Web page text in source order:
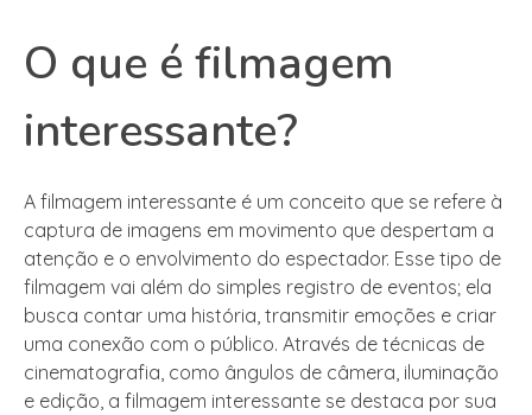
O que é filmagem
interessante?
A filmagem interessante é um conceito que se refere à
captura de imagens em movimento que despertam a
atenção e o envolvimento do espectador. Esse tipo de
filmagem vai além do simples registro de eventos; ela
busca contar uma história, transmitir emoções e criar
uma conexão com o público. Através de técnicas de
cinematografia, como ângulos de câmera, iluminação
e edição, a filmagem interessante se destaca por sua